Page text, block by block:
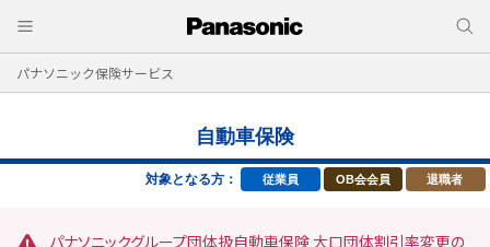
パナソニック保険サービス
自動車保険
対象となる方： 従業員 OB会会員 退職者
パナソニックグループ団体扱自動車保険 大口団体割引率変更の